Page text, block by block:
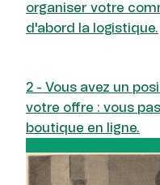
organiser votre
d'abord la logistique.
2 - Vous avez un
votre offre : vous
boutique en ligne.